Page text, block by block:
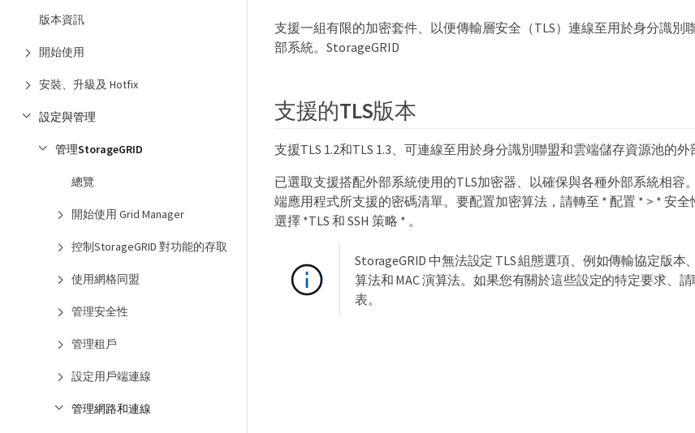
版本資訊
開始使用
安裝、升級及 Hotfix
設定與管理
管理StorageGRID
總覽
開始使用 Grid Manager
控制StorageGRID 對功能的存取
使用網格同盟
管理安全性
管理租戶
設定用戶端連線
管理網路和連線
支援一組有限的加密套件、以便傳輸層安全（TLS）連線至用於身分識別
部系統。StorageGRID
支援的TLS版本
支援TLS 1.2和TLS 1.3、可連線至用於身分識別聯盟和雲端儲存資源池的外
已選取支援搭配外部系統使用的TLS加密器、以確保與各種外部系統相容
端應用程式所支援的密碼清單。要配置加密算法，請轉至 * 配置 * > * 安全
選擇 *TLS 和 SSH 策略 * 。
StorageGRID 中無法設定 TLS 組態選項、例如傳輸協定版
算法和 MAC 演算法。如果您有關於這些設定的特定要求、
表。